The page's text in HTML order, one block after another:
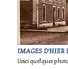
IMAGES D'HIER
Voici quelques